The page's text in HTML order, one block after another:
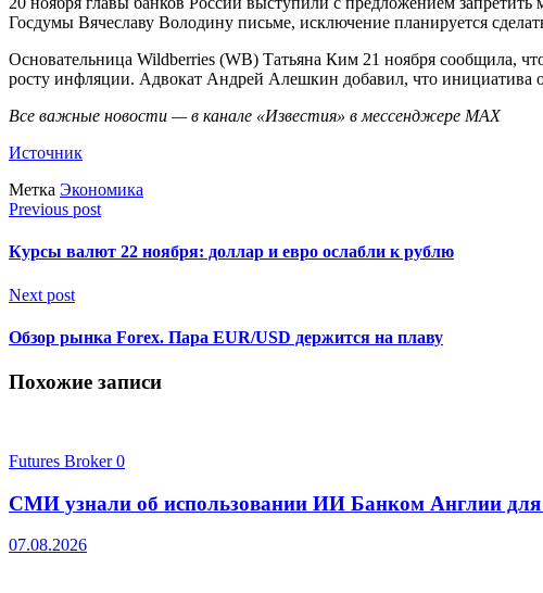
Госдумы Вячеславу Володину письме, исключение планируется
Основательница Wildberries (WB) Татьяна Ким 21 ноября сообщила,
росту инфляции. Адвокат Андрей Алешкин добавил, что инициатива
Все важные новости — в канале «Известия» в мессенджере МАХ
Источник
Метка Экономика
Previous post
Курсы валют 22 ноября: доллар и евро ослабли к рублю
Next post
Обзор рынка Forex. Пара EUR/USD держится на плаву
Похожие записи
Futures Broker0
СМИ узнали об использовании ИИ Банком Англии для
07.08.2026